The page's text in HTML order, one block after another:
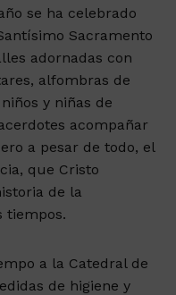
se ha celebrado
Sacramento
adornadas con
alfombras de
y niñas de
acompañar
a pesar de todo, el
que Cristo
de la
tiempos.
a la Catedral de
de higiene y